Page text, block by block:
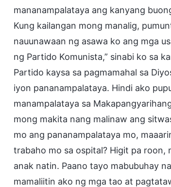
mananampalataya ang kanyang
Kung kailangan mong manalig,
nauunawaan ng asawa ko ang mga
ng Partido Komunista,” sinabi ko sa
Partido kaysa sa pagmamahal sa
iyon pananampalataya. Hindi ako
manampalataya sa
mong makita nang malinaw ang
mo ang pananampalataya mo,
trabaho mo sa ospital? Higit pa roon,
anak natin. Paano tayo mabubuhay
mamaliitin ako ng mga tao at